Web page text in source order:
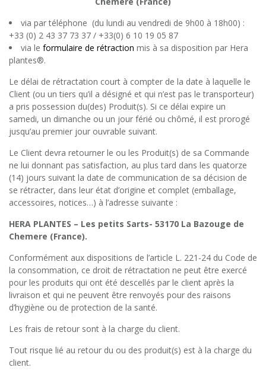
via par téléphone (du lundi au vendredi de 9h00 à 18h00) :
+33 (0) 2 43 37 73 37 / +33(0) 6 10 19 05 87
via le formulaire de rétraction mis à sa disposition par Hera
plantes®.
Le délai de rétractation court à compter de la date à laquelle le
Client (ou un tiers qu’il a désigné et qui n’est pas le transporteur)
a pris possession du(des) Produit(s). Si ce délai expire un
samedi, un dimanche ou un jour férié ou chômé, il est prorogé
jusqu’au premier jour ouvrable suivant.
Le Client devra retourner le ou les Produit(s) de sa Commande
ne lui donnant pas satisfaction, au plus tard dans les quatorze
(14) jours suivant la date de communication de sa décision de
se rétracter, dans leur état d’origine et complet (emballage,
accessoires, notices…) à l’adresse suivante :
HERA PLANTES – Les petits Sarts- 53170 La Bazouge de
Chemere (France).
Conformément aux dispositions de l’article L. 221-24 du Code de
la consommation, ce droit de rétractation ne peut être exercé
pour les produits qui ont été descellés par le client après la
livraison et qui ne peuvent être renvoyés pour des raisons
d’hygiène ou de protection de la santé.
Les frais de retour sont à la charge du client.
Tout risque lié au retour du ou des produit(s) est à la charge du
client.